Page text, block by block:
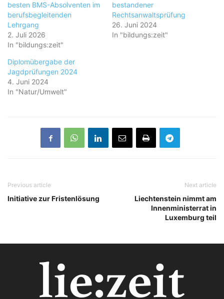
besten BMS-Absolventen im
berufsbegleitenden
Lehrgang
2. Juli 2026
In "bildungs:zeit"
bestandener
Rechtsanwaltsprüfung
26. Juni 2024
In "bildungs:zeit"
Diplomübergabe der
Jagdprüfungen 2024
4. Juni 2024
In "Natur/Umwelt"
Previous article
Initiative zur Fristenlösung
Next article
Liechtenstein nimmt am
Innenministerrat in
Luxemburg teil